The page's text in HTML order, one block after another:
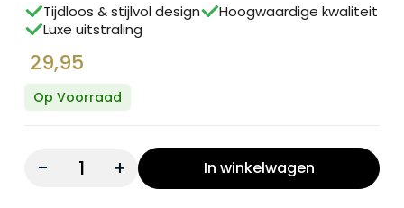
Tijdloos & stijlvol design
Hoogwaardige kwaliteit
Luxe uitstraling
29,95
Op Voorraad
Quantity: In winkelwagen